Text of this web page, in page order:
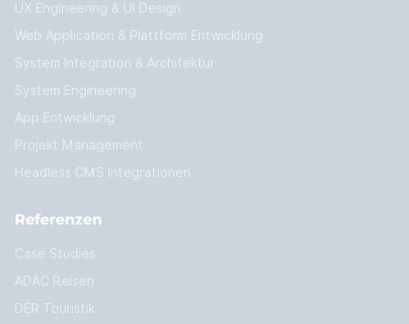
UX Engineering & UI Design
Web Application & Plattform Entwicklung
System Integration & Architektur
System Engineering
App Entwicklung
Projekt Management
Headless CMS Integrationen
Referenzen
Case Studies
ADAC Reisen
DER Touristik